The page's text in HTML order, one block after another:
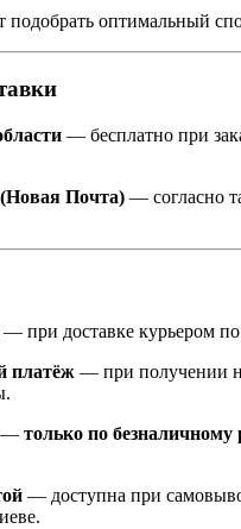
оптимальный
— бесплатно при
Почта) — согласно
— при доставке курьером
платёж — при получении
— только по безналичному
— доступна при